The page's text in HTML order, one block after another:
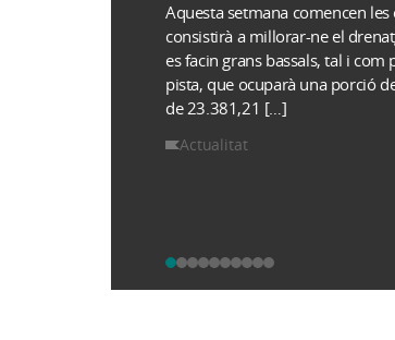
Aquesta setmana comencen
consistirà a millorar-ne el
es facin grans bassals, tal i com
pista, que ocuparà una porció
de 23.381,21 […]
Actualitat